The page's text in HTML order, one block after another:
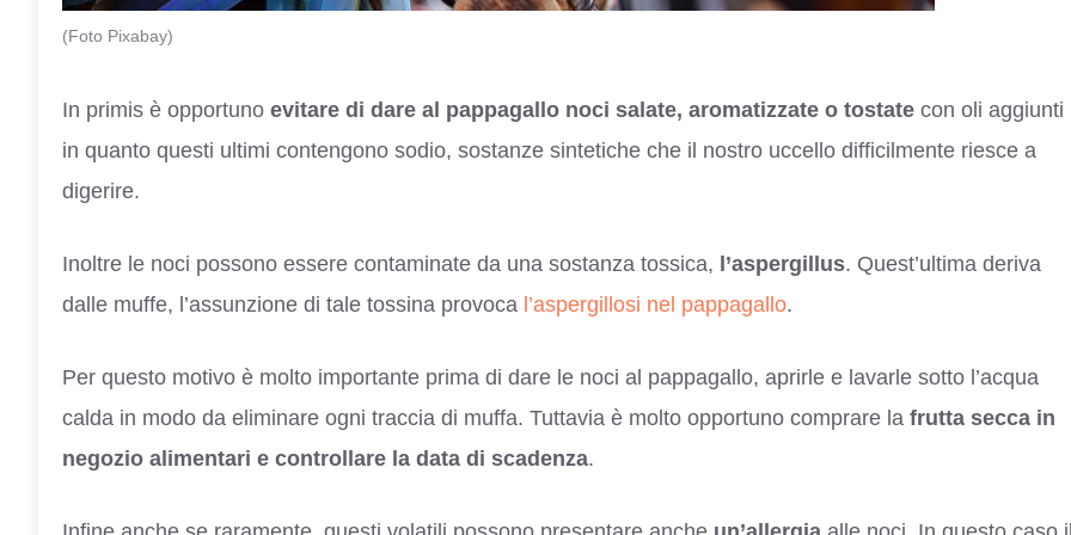
(Foto Pixabay)
In primis è opportuno evitare di dare al pappagallo noci salate, aromatizzate o tostate con oli aggiunti
in quanto questi ultimi contengono sodio, sostanze sintetiche che il nostro uccello difficilmente riesce a
digerire.
Inoltre le noci possono essere contaminate da una sostanza tossica, l’aspergillus. Quest’ultima deriva
dalle muffe, l’assunzione di tale tossina provoca l’aspergillosi nel pappagallo.
Per questo motivo è molto importante prima di dare le noci al pappagallo, aprirle e lavarle sotto l’acqua
calda in modo da eliminare ogni traccia di muffa. Tuttavia è molto opportuno comprare la frutta secca in
negozio alimentari e controllare la data di scadenza.